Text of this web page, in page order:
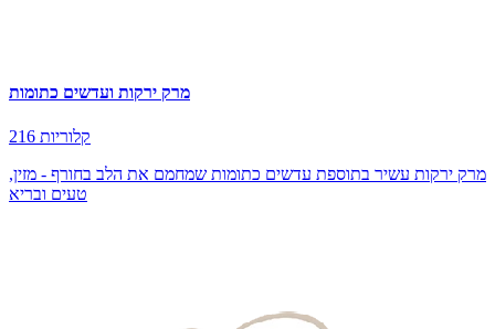
מרק ירקות ועדשים כתומות
216 קלוריות
מרק ירקות עשיר בתוספת עדשים כתומות שמחמם את הלב בחורף - מזין,
טעים ובריא